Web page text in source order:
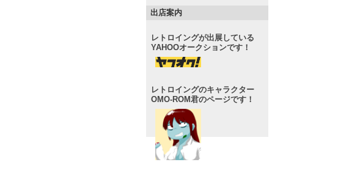
出店案内
レトロイングが出展している
YAHOOオークションです！
レトロイングのキャラクター
OMO-ROM君のページです！